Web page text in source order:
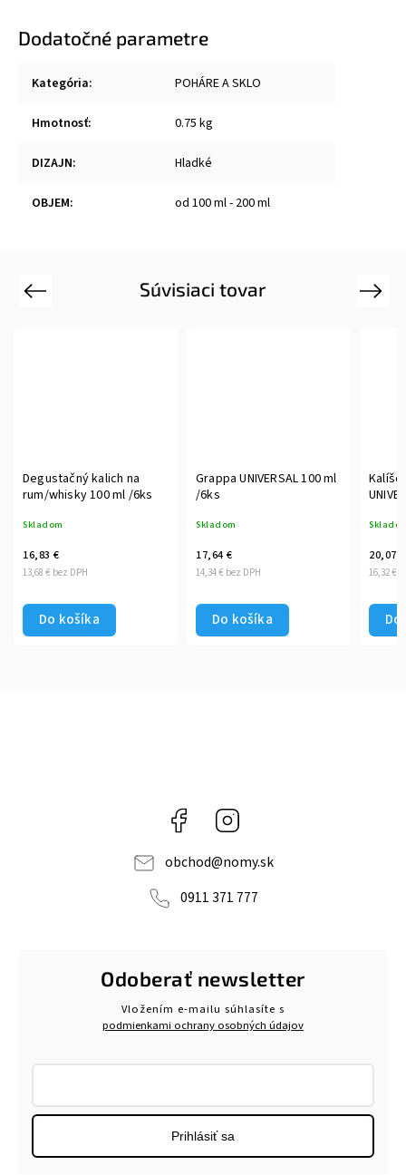
Dodatočné parametre
Kategória: POHÁRE A SKLO
Hmotnosť: 0.75 kg
DIZAJN: Hladké
OBJEM: od 100 ml - 200 ml
Súvisiaci tovar
Previous
Degustačný kalich na
rum/whisky 100 ml /6ks
Skladom
13,68 € bez DPH
16,83 €
Do košíka
Grappa UNIVERSAL 100 ml
/6ks
Skladom
14,34 € bez DPH
17,64 €
Do košíka
16,32 €
20,07 €
Next
Facebook
obchod@nomy.sk
0911 371 777
Odoberať newsletter
Vložením e-mailu súhlasíte s
podmienkami ochrany osobných údajov
Prihlásiť sa